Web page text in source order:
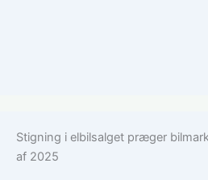
Stigning i elbilsalget præger
af 2025